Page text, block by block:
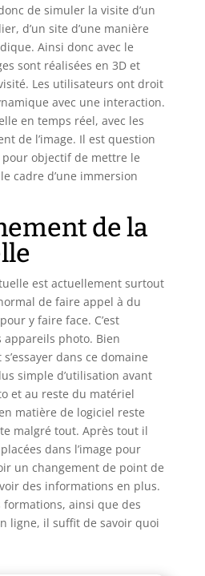
de simuler la visite d’un
d’un site d’une manière
Ainsi donc avec le
sont réalisées en 3D et
Les utilisateurs ont droit
avec une interaction.
en temps réel, avec les
de l’image. Il est question
pour objectif de mettre le
cadre d’une immersion
de la
est actuellement surtout
de faire appel à du
y faire face. C’est
photo. Bien
dans ce domaine
simple d’utilisation avant
et au reste du matériel
matière de logiciel reste
malgré tout. Après tout il
dans l’image pour
un changement de point de
des informations en plus.
ainsi que des
ligne, il suffit de savoir quoi